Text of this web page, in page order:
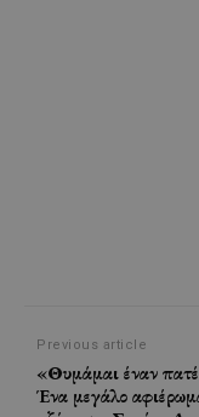
Previous article
«Θυμάμαι έναν
Ένα μεγάλο